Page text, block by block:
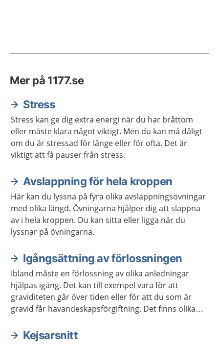
Mer på 1177.se
Stress
Stress kan ge dig extra energi när du har bråttom
eller måste klara något viktigt. Men du kan må dåligt
om du är stressad för länge eller för ofta. Det är
viktigt att få pauser från stress.
Avslappning för hela kroppen
Här kan du lyssna på fyra olika avslappningsövningar
med olika längd. Övningarna hjälper dig att slappna
av i hela kroppen. Du kan sitta eller ligga när du
lyssnar på övningarna.
Igångsättning av förlossningen
Ibland måste en förlossning av olika anledningar
hjälpas igång. Det kan till exempel vara för att
graviditeten går över tiden eller för att du som är
gravid får havandeskapsförgiftning. Det finns olika
Kejsarsnitt